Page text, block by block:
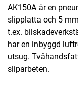
AK150A är en
slipplatta och 5
t.ex.
har en inbyggd
utsug.
sliparbeten.